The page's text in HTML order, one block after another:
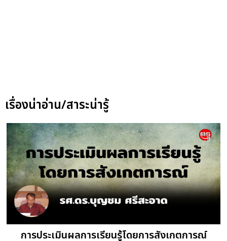
เรื่องน่าอ่าน/สาระน่ารู้
การประเมินผลการเรียนรู้โดยการสังเกตการณ์